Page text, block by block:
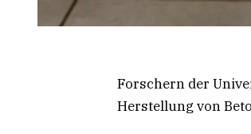
Forschern der
Herstellung von